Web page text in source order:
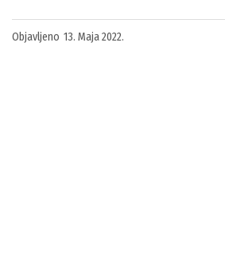
Objavljeno 13. Maja 2022.